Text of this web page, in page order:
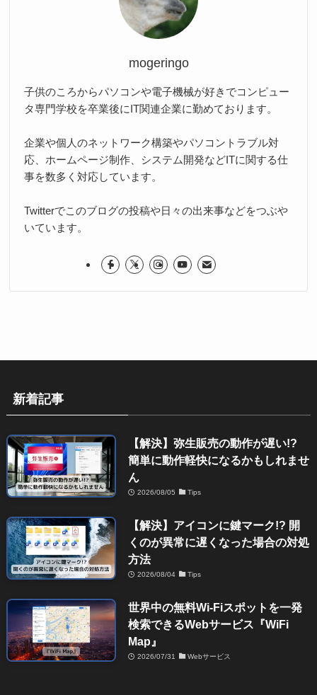
mogeringo
子供のころからパソコンや電子機械が好きでコンピュー
タ専門学校を卒業後にIT関連企業に勤めております。
企業や個人のネットワーク構築やパソコントラブル対
応、ホームページ制作、システム開発などITに関する仕
事を数多く対応しています。
Twitterでこのブログの投稿や日々の出来事などをつぶや
いています。
新着記事
【解決】弥生販売の動作が遅い!?
簡単に動作軽快になるかもしれませ
ん
2026/08/05 Tips
【解決】アイコンに鍵マーク!? 開
くのが異常に遅くなった場合の対処
方法
2026/08/04 Tips
世界中の無料Wi-Fiスポットを一発
検索できるWebサービス『WiFi
Map』
2026/07/31 Webサービス